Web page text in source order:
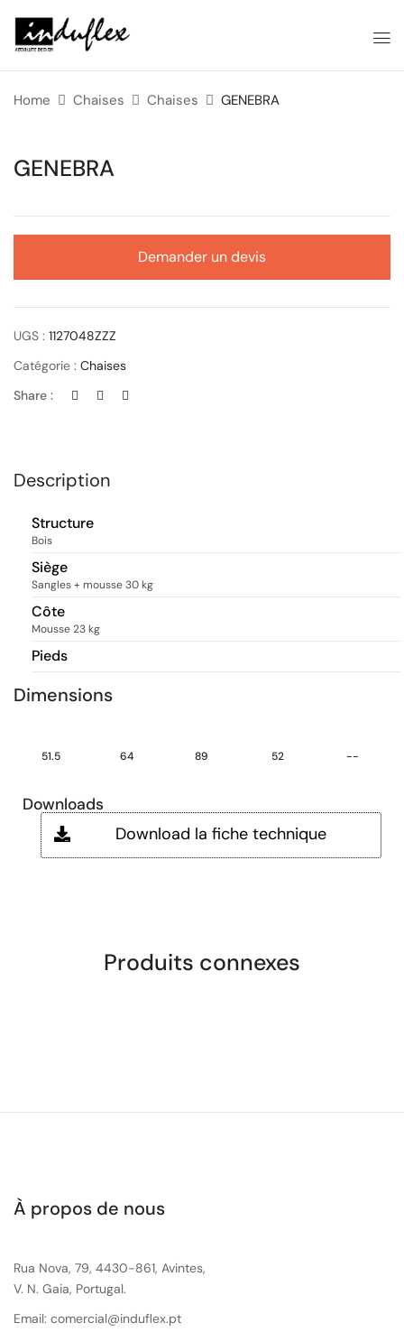
Home Chaises Chaises GENEBRA
GENEBRA
Demander un devis
UGS : 1127048ZZZ
Catégorie : Chaises
Share :
Description
Structure
Bois
Siège
Sangles + mousse 30 kg
Côte
Mousse 23 kg
Pieds
Dimensions
51.5 64 89 52 --
Downloads
Download la fiche technique
Produits connexes
À propos de nous
Rua Nova, 79, 4430-861, Avintes,
V. N. Gaia, Portugal.
Email: comercial@induflex.pt